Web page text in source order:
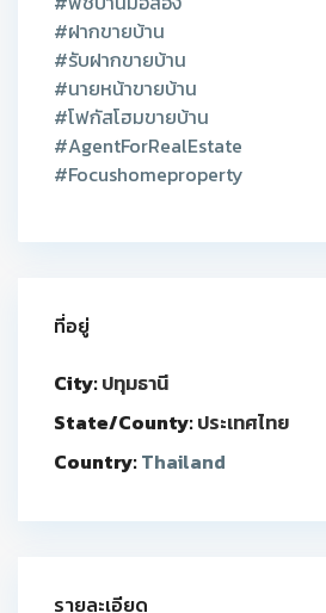
#ฝากขายบ้าน
#รับฝากขายบ้าน
#นายหน้าขายบ้าน
#โฟกัสโฮมขายบ้าน
#AgentForRealEstate
#Focushomeproperty
ที่อยู่
City:ปทุมธานี
State/County:ประเทศไทย
Country:Thailand
รายละเอียด